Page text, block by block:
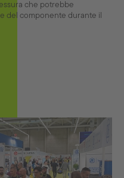
che potrebbe
del componente durante il